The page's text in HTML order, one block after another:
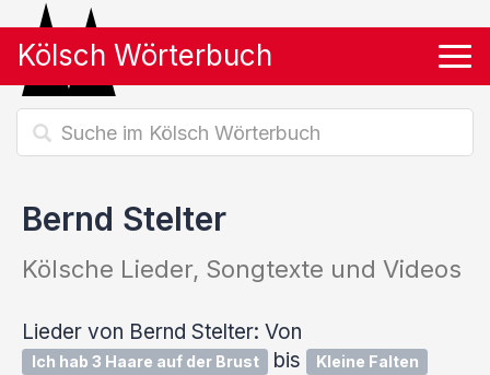
Kölsch Wörterbuch
Bernd Stelter
Kölsche Lieder, Songtexte und Videos
Lieder von Bernd Stelter: Von
Ich hab 3 Haare auf der Brust bis Kleine Falten